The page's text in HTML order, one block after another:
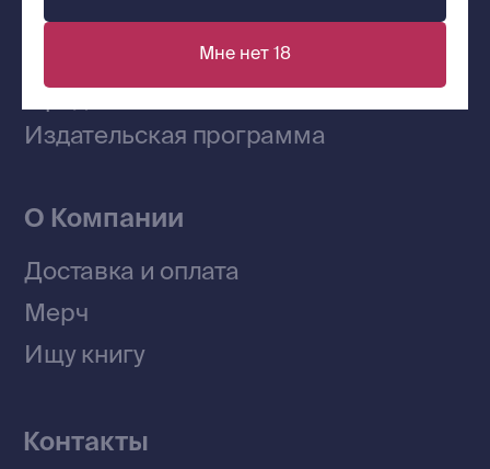
Мне нет 18
Договор оферты
© 2026 Все права защищены
Наши книги на «Авито»